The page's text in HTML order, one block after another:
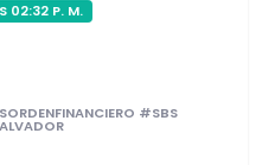
02:32 P. M.
#SBS